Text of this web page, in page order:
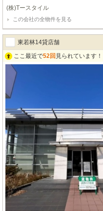
車場有 無料 空き23台 ・都市ガ
(株)Tースタイル
この会社の全物件を見る
東若林14貸店舗
ここ最近で52回 見られています！